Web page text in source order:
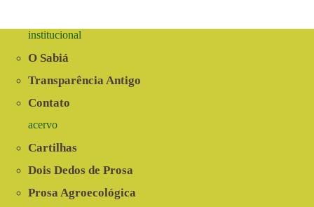
institucional
O Sabiá
Transparência Antigo
Contato
acervo
Cartilhas
Dois Dedos de Prosa
Prosa Agroecológica